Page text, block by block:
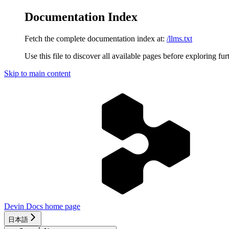
Documentation Index
Fetch the complete documentation index at: /llms.txt
Use this file to discover all available pages before exploring
Skip to main content
Devin Docs home page
日本語